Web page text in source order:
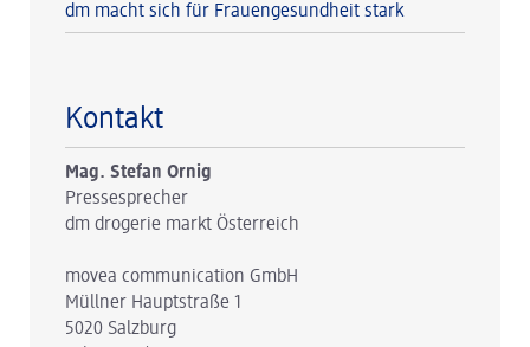
dm macht sich für Frauengesundheit stark
Kontakt
Mag. Stefan Ornig
Pressesprecher
dm drogerie markt Österreich
movea communication GmbH
Müllner Hauptstraße 1
5020 Salzburg